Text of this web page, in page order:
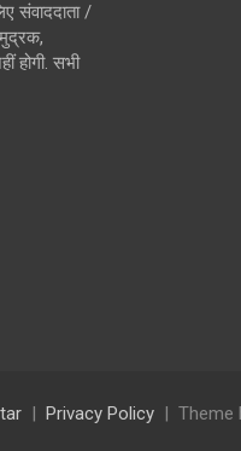
संवाददाता /
मुद्रक,
होगी. सभी
Privacy Policy Theme